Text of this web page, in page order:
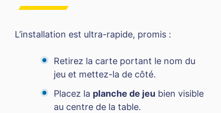
L’installation est ultra-rapide, promis :
Retirez la carte portant le nom du
jeu et mettez-la de côté.
Placez la planche de jeu bien visible
au centre de la table.